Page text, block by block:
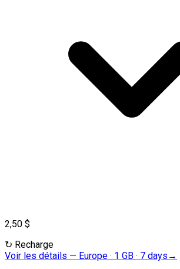
2,50 $
↻ Recharge
Voir les détails — Europe · 1 GB · 7 days →